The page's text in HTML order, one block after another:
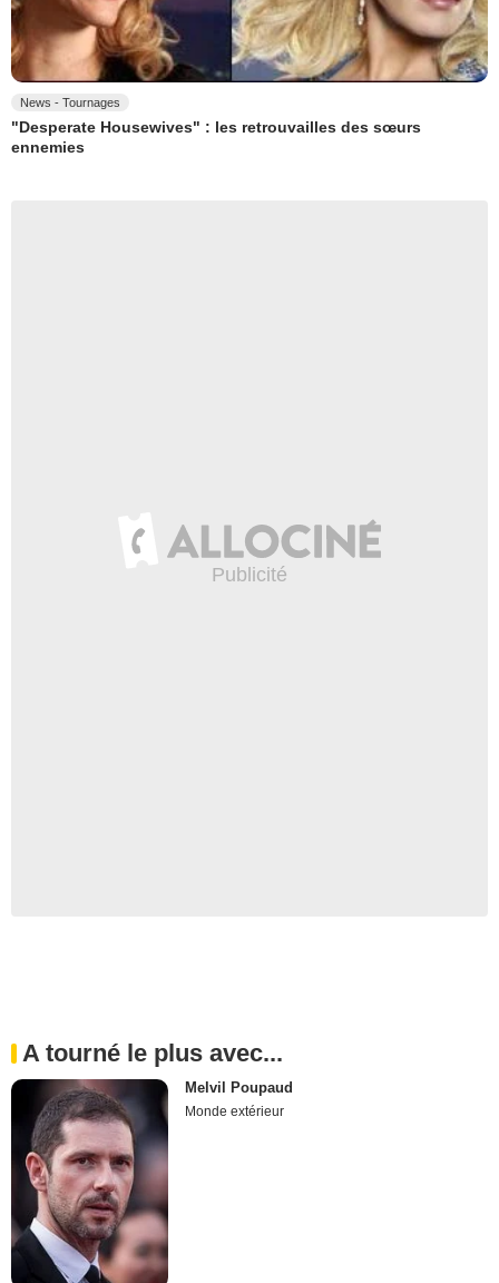
News - Tournages
"Desperate Housewives" : les retrouvailles des sœurs
ennemies
A tourné le plus avec...
Melvil Poupaud
Monde extérieur